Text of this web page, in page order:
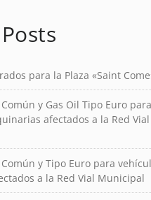
para la Plaza «Saint
y Gas Oil Tipo Euro para
afectados a la Red Vial
y Tipo Euro para
a la Red Vial Municipal